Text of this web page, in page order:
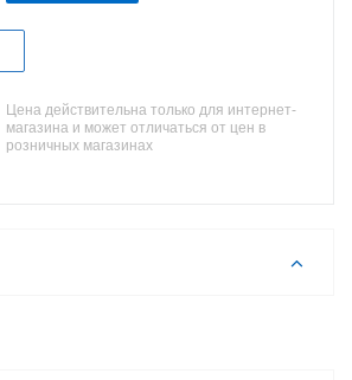
Цена действительна только для интернет-
магазина и может отличаться от цен в
розничных магазинах